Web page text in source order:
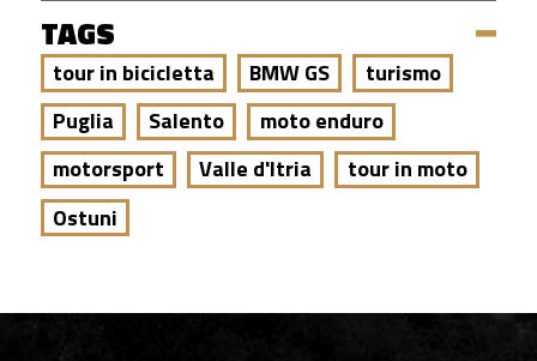
TAGS
tour in bicicletta BMW GS
turismo
Puglia
Salento
moto enduro
motorsport
Valle d'Itria
tour in moto
Ostuni